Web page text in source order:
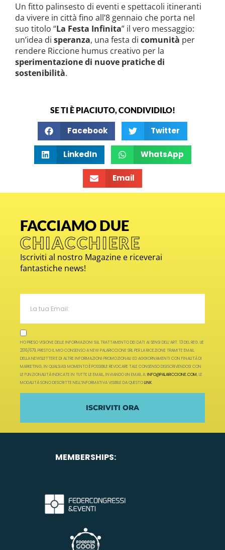
Un fitto palinsesto di eventi e spettacoli itineranti
da vivere in città fino all’8 gennaio che porta nel
suo titolo “La Festa Infinita” il vero messaggio:
un’idea di speranza, una festa di comunità per
rendere Riccione humus creativo per la
sperimentazione di nuove pratiche di
sostenibilità.
SE TI È PIACIUTO, CONDIVIDILO!
Facebook Twitter
LinkedIn WhatsApp
Email
FACCIAMO DUE
CHIACCHIERE
Iscriviti al nostro Magazine e riceverai
fantastiche news!
HO PRESO VISIONE DELLE INFORMAZIONI SUL TRATTAMENTO DEI DATI AI SENSI DELL’ART. 13 DEL REG. UE
2016/679, PRESTO IL MIO CONSENSO A NEW PALARICCIONE SRL PER LA RICEZIONE TRAMITE EMAIL
DELLA NEWSLETTER E DI ALTRE INFORMAZIONI PROMOZIONALI ED AGGIORNAMENTI CON FINALITÀ DI
MARKETING, IN QUALSIASI MOMENTO È POSSIBILE REVOCARE TALE CONSENSO DISISCRIVENDOSI CON
LE FUNZIONALITÀ INDICATE IN TUTTE LE EMAIL, INVIANDO UN EMAIL A: INFO@PALARICCIONE.COM, LE
MODALITÀ SONO DESCRITTE NELL’INFORMATIVA VISIBILE DA QUESTOLINK.
ISCRIVITI ORA
MEMBERSHIPS: